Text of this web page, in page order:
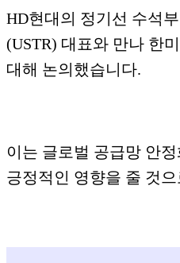
​HD현대의 정기선 수석
(USTR) 대표와 만나 한
대해 논의했습니다.
이는 글로벌 공급망 안
긍정적인 영향을 줄 것